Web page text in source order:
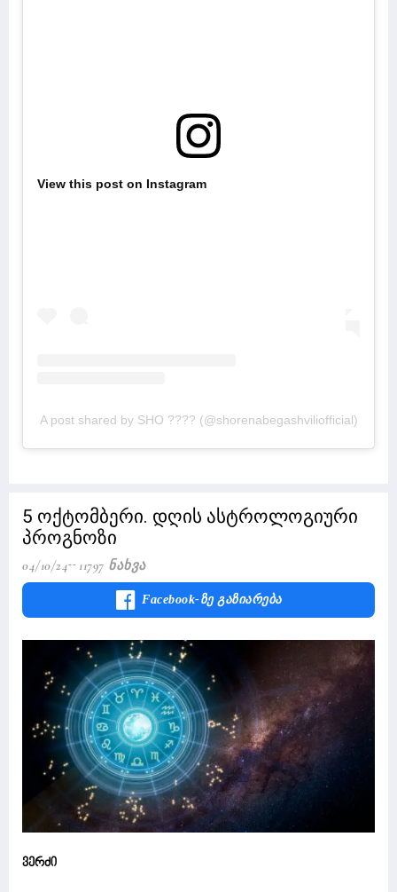
View this post on Instagram
A post shared by SHO ???? (@shorenabegashviliofficial)
5 ოქტომბერი. დღის ასტროლოგიური
პროგნოზი
04/10/24 11797 Ნახვა
Facebook-Ზე Გაზიარება
ვერძი